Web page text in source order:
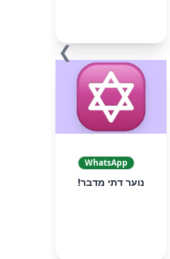
WhatsApp
נוער דתי מדבר!
❯